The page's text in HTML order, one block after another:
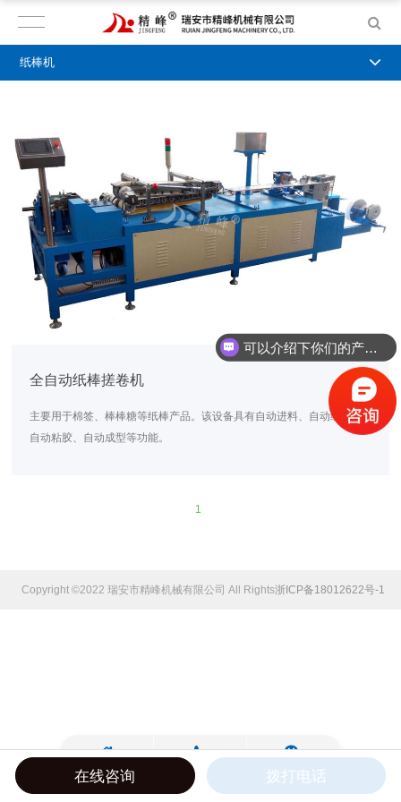
全自动纸棒搓卷机
主要用于棉签、棒棒糖等纸棒产品。该设备具有自动进料、自动绕组、
自动粘胶、自动成型等功能。
1
Copyright ©2022 瑞安市精峰机械有限公司 All Rights Reserved.浙ICP备18012622号-1
纸棒机
可以介绍下你们的产品么？
在线咨询 拨打电话